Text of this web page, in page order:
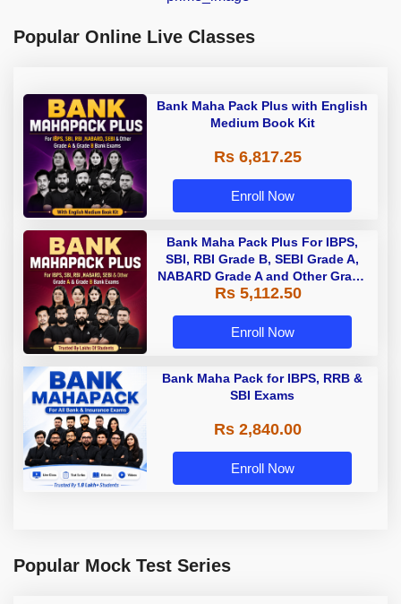
Popular Online Live Classes
Bank Maha Pack Plus with English
Medium Book Kit
Rs 6,817.25
Enroll Now
Bank Maha Pack Plus For IBPS,
SBI, RBI Grade B, SEBI Grade A,
NABARD Grade A and Other Grade
A & Grade B Bank Exams
Rs 5,112.50
Enroll Now
Bank Maha Pack for IBPS, RRB &
SBI Exams
Rs 2,840.00
Enroll Now
Popular Mock Test Series